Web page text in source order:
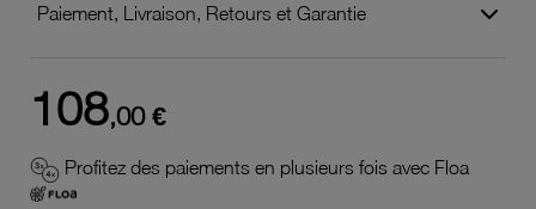
Paiement, Livraison, Retours et Garantie
108,00 €
Profitez des paiements en plusieurs fois avec Floa